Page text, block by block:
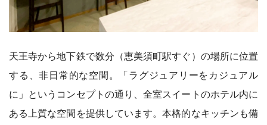
天王寺から地下鉄で数分（恵美須町駅すぐ）の場所に位置
する、非日常的な空間。「ラグジュアリーをカジュアル
に」というコンセプトの通り、全室スイートのホテル内に
ある上質な空間を提供しています。本格的なキッチンも備